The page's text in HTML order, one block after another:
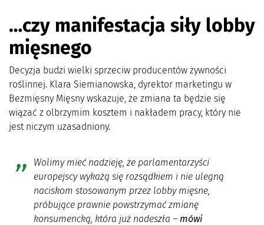
…czy manifestacja siły lobby
mięsnego
Decyzja budzi wielki sprzeciw producentów żywności
roślinnej. Klara Siemianowska, dyrektor marketingu w
Bezmięsny Mięsny wskazuje, że zmiana ta będzie się
wiązać z olbrzymim kosztem i nakładem pracy, który nie
jest niczym uzasadniony.
Wolimy mieć nadzieję, że parlamentarzyści
europejscy wykażą się rozsądkiem i nie ulegną
naciskom stosowanym przez lobby mięsne,
próbujące prawnie powstrzymać zmianę
konsumencką, która już nadeszła – mówi